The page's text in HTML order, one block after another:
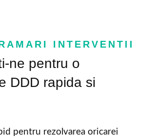
INTERVENTII
ne pentru o
DDD rapida si
pentru rezolvarea oricarei